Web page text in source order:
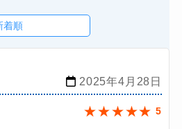
2025年4月28日
★★★★★ 5